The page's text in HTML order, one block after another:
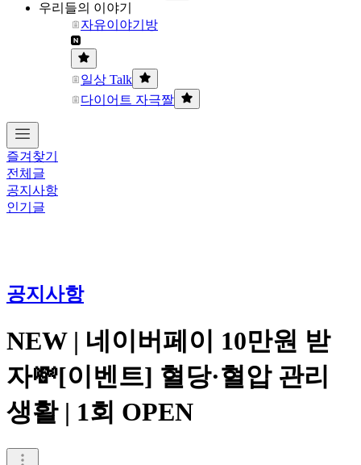
우리들의 이야기
자유이야기방
일상 Talk
다이어트 자극짤
즐겨찾기
전체글
공지사항
인기글
공지사항
NEW | 네이버페이 10만원 받
자💸[이벤트] 혈당·혈압 관리
생활 | 1회 OPEN